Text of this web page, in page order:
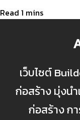
เว็บไซต์
ก่อสร้าง มุ่งนำ
ก่อสร้าง ก